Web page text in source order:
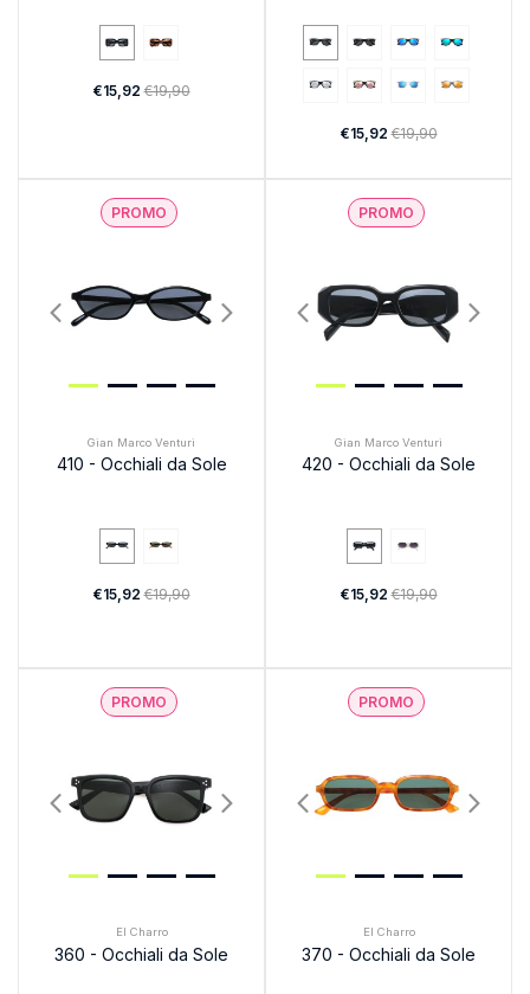
€15,92€19,90
€15,92€19,90
PROMO
Gian Marco Venturi
410 - Occhiali da Sole
€15,92€19,90
PROMO
Gian Marco Venturi
420 - Occhiali da Sole
€15,92€19,90
PROMO
El Charro
360 - Occhiali da Sole
PROMO
El Charro
370 - Occhiali da Sole